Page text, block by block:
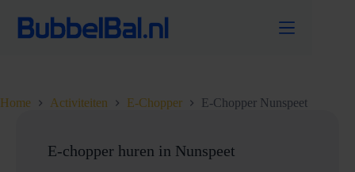
naar
Home Activiteiten E-Chopper E-Chopper Nunspeet
E-chopper huren in Nunspeet